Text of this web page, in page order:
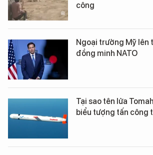
công
Ngoại trưởng Mỹ lên
đồng minh NATO
Tại sao tên lửa
biểu tượng tấn công